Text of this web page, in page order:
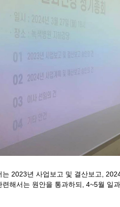
는 2023년 사업보고 및 결산보고,
련해서는 원안을 통과하되, 4~5월 일